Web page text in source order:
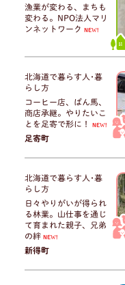
漁業が変わる、まちも
変わる。NPO法人マリ
ンネットワーク
NEW!
北海道で暮らす人･暮
らし方
コーヒー店、ばん馬、
商店承継。やりたいこ
とを足寄で形に！
NEW!
足寄町
北海道で暮らす人･暮
らし方
日々やりがいが得られ
る林業。山仕事を通じ
て育まれた親子、兄弟
の絆 NEW!
新得町